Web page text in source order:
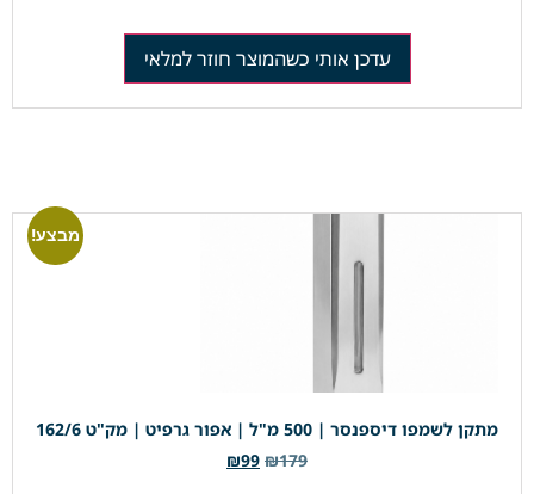
עדכן אותי כשהמוצר חוזר למלאי
מבצע!
מתקן לשמפו דיספנסר | 500 מ"ל | אפור גרפיט | מק"ט 162/6
₪179
₪99